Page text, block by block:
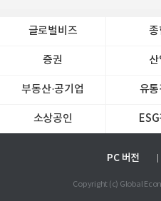
글로벌비즈 종
증권 산
부동산·공기업 유통
소상공인
PC 버전
Copyright (c) Global